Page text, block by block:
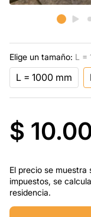
Elige un tamaño: L =
L = 1000 mm
$
El precio se muestra
impuestos, se
residencia.